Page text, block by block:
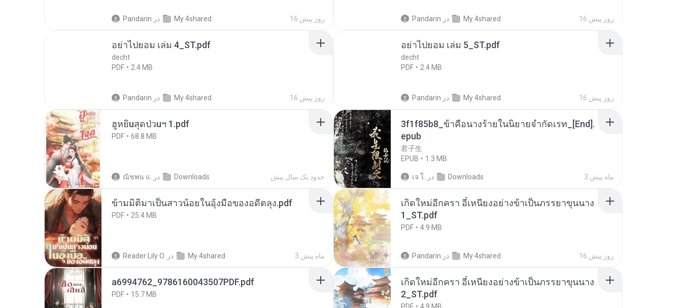
Pandarin در My 4shared 16 روز پیش Pandarin در My 4shared 16 روز پیش
อย่าไปยอม เล่ม 4_ST.pdf
decht
PDF
2.4 MB
Pandarin در My 4shared 16 روز پیش
อย่าไปยอม เล่ม 5_ST.pdf
decht
PDF
2.4 MB
Pandarin در My 4shared 16 روز پیش
ฮูหยิuสุดป่วuฯ 1.pdf
PDF 68.8 MB
ณิชพน แ. در Downloads حدود یک سال پیش
3f1f85b8_ข้าคือนางร้ายในนิยายจำกัดเรท_[End].
epub
君子生
EPUB
1.3 MB
เจ โ. در Downloads 3 ماه پیش
ข้ามมิติมาเป็นสาวน้อยในอุ้งมือของอดีตลุง.pdf
PDF 25.4 MB
Reader Lily O. در My 4shared 3 ماه پیش
เกิดใหม่อีกครา อี๋เหนียงอย่างข้าเป็นภรรยาขุนนาง
1_ST.pdf
PDF 4.9 MB
Pandarin در My 4shared 16 روز پیش
a6994762_9786160043507PDF.pdf
PDF 15.7 MB
เกิดใหม่อีกครา อี๋เหนียงอย่างข้าเป็นภรรยาขุนนาง
2_ST.pdf